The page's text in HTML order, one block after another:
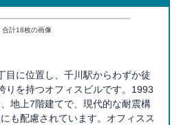
合計18枚の画像
目に位置し、千川駅からわずか徒
りを持つオフィスビルです。1993
地上7階建てで、現代的な耐震構
も配慮されています。オフィスス